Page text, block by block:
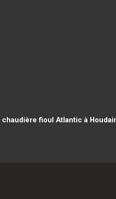
chaudière fioul Atlantic à